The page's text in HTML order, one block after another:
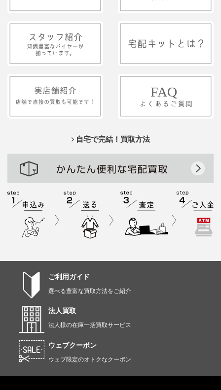
自宅で完結！買取方法
ご利用ガイド
選べる豊富な買取方法をご紹介
法人買取
法人様の在庫一括買取サービス
ウェブクーポン
ウェブ限定のオトクなクーポン